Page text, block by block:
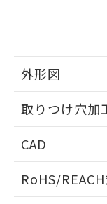
外形図
取りつけ穴加
CAD
ドすることが
RoHS/
※本証明書
るもので
また、
物質の対
荷製品に
既に当社
している
り、2022